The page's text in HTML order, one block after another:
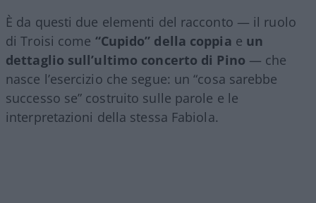
È da questi due elementi del racconto — il ruolo
di Troisi come “Cupido” della coppia e un
dettaglio sull’ultimo concerto di Pino — che
nasce l’esercizio che segue: un “cosa sarebbe
successo se” costruito sulle parole e le
interpretazioni della stessa Fabiola.